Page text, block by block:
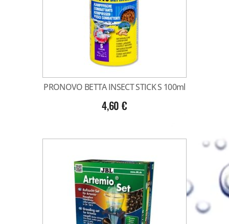
PRONOVO BETTA INSECT STICK S 100ml
4,60€